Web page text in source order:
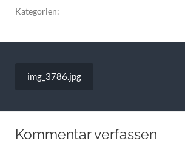
Kategorien:
img_3786.jpg
Kommentar verfassen